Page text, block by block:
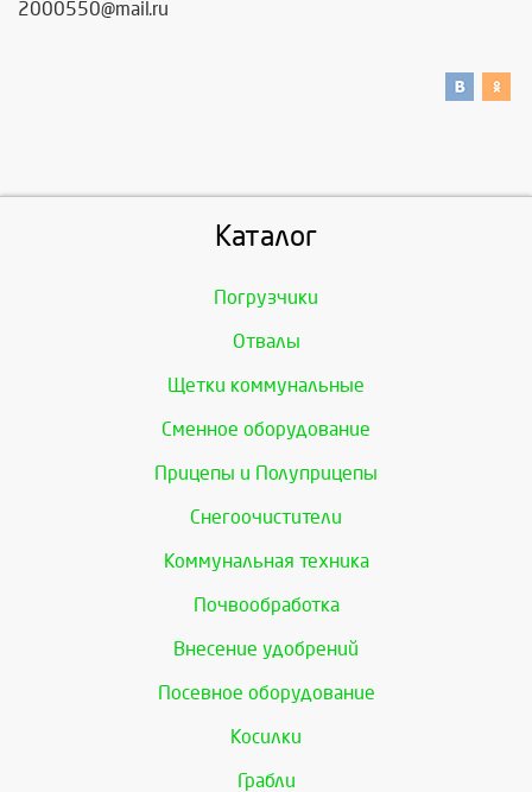
2000550@mail.ru
Каталог
Погрузчики
Отвалы
Щетки коммунальные
Сменное оборудование
Прицепы и Полуприцепы
Снегоочистители
Коммунальная техника
Почвообработка
Внесение удобрений
Посевное оборудование
Косилки
Грабли